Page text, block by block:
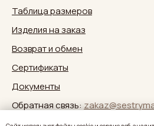
Таблица размеров
Изделия на заказ
Возврат и обмен
Сертификаты
Документы
Обратная связь: